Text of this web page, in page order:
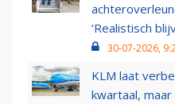
‘Realistisch
30-07-2026,
KLM laat
kwartaal,